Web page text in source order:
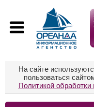
На сайте
пользоваться
Политикой